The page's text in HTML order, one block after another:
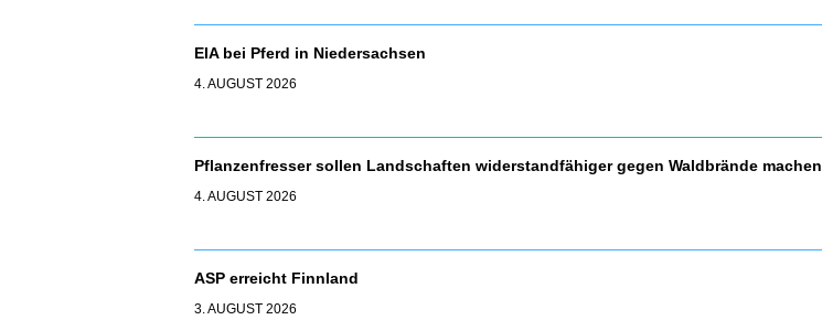
EIA bei Pferd in Niedersachsen
4. AUGUST 2026
Pflanzenfresser sollen Landschaften widerstandfähiger gegen Waldbrände machen
4. AUGUST 2026
ASP erreicht Finnland
3. AUGUST 2026